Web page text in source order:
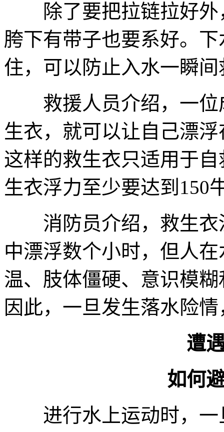
除了要把拉链拉好外
胯下有带子也要系好。
住，可以防止入水一瞬
救援人员介绍，一位
生衣，就可以让自己漂
这样的救生衣只适用于
生衣浮力至少要达到150
消防员介绍，救生衣
中漂浮数个小时，但人
温、肢体僵硬、意识模
因此，一旦发生落水险
遭
如何
进行水上运动时，一